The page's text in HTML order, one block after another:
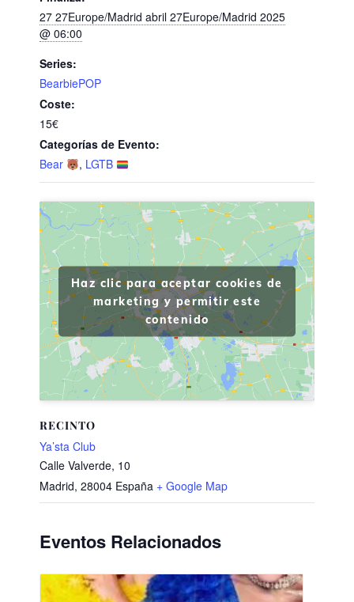
27 27Europe/Madrid abril 27Europe/Madrid 2025
@ 06:00
Series:
BearbiePOP
Coste:
15€
Categorías de Evento:
Bear
, LGTB
RECINTO
Ya’sta Club
Calle Valverde, 10
Madrid, 28004 España + Google Map
Haz clic para aceptar cookies de
marketing y permitir este
contenido
Eventos Relacionados